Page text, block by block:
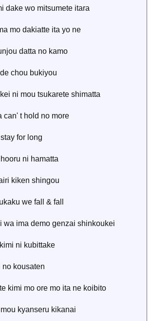
dake wo mitsumete itara
mo dakiatte ita yo ne
datta no kamo
chou bukiyou
ni mou tsukarete shimatta
can' t hold no more
for long
ni hamatta
kiken shingou
we fall & fall
wa ima demo genzai shinkoukei
ni kubittake
no kousaten
kimi mo ore mo ita ne koibito
kyanseru kikanai